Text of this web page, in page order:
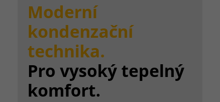
Moderní
kondenzační
technika.
Pro vysoký tepelný
komfort.